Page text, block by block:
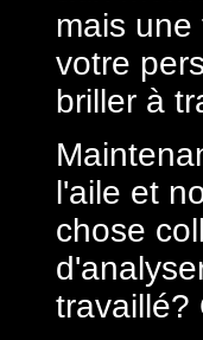
mais
votre
briller à
l'aile et
chose
travaillé?